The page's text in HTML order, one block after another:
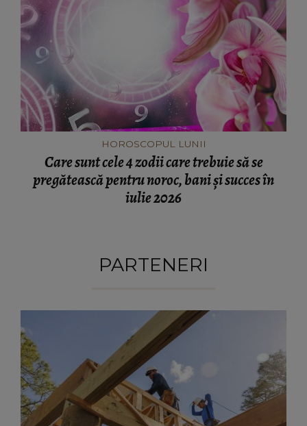
HOROSCOPUL LUNII
Care sunt cele 4 zodii care trebuie să se
pregătească pentru noroc, bani și succes în
iulie 2026
PARTENERI